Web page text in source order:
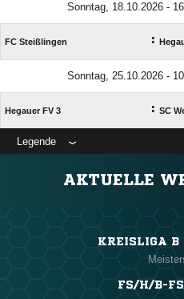
Sonntag, 18.10.2026 -
FC Steißlingen :
Sonntag, 25.10.2026 -
Hegauer FV 3 : SC
Legende
AKTUELLE
KREISLIGA B
FS/H/B-